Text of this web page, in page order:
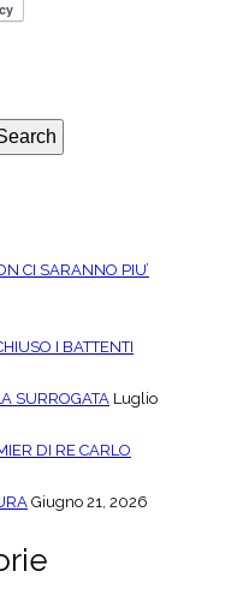
CI SARANNO PIU’
I BATTENTI
SURROGATA Luglio
DI RE CARLO
Giugno 21, 2026